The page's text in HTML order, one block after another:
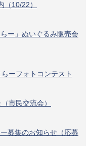
10/22）
ー」ぬいぐるみ販売会
ーフォトコンテスト
市民交流会）
募集のお知らせ（応募